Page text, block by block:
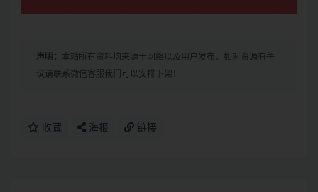
声明： 本站所有资料均来源于网络以及用户发布，如对资源有争
议请联系微信客服我们可以安排下架！
收藏 海报 链接